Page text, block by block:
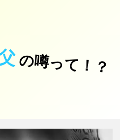
の噂って！？